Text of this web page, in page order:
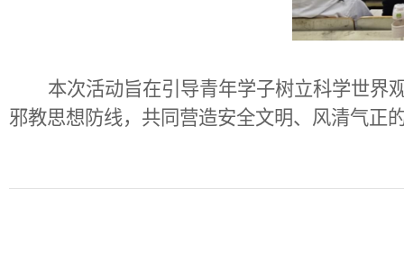
本次活动旨在引导青年学子树立科学世界
邪教思想防线，共同营造安全文明、风清气正